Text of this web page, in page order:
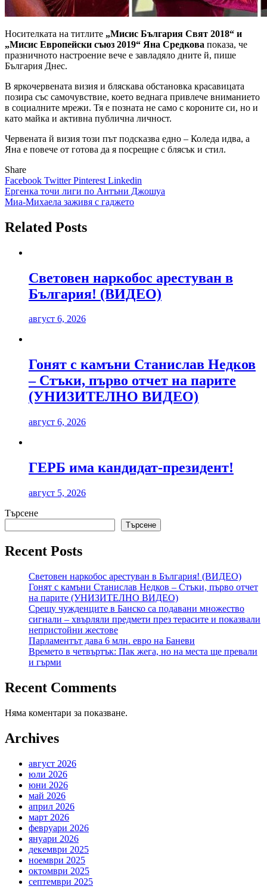
Носителката на титлите „Мисис България Свят 2018“ и
„Мисис Европейски съюз 2019“ Яна Средкова показа, че
празничното настроение вече е завладяло дните й, пише
България Днес.
В яркочервената визия и бляскава обстановка красавицата
позира със самочувствие, което веднага привлече вниманието
в социалните мрежи. Тя е позната не само с короните си, но и
като майка и активна публична личност.
Червената й визия този път подсказва едно – Коледа идва, а
Яна е повече от готова да я посрещне с блясък и стил.
Share
Facebook TwitterPinterest Linkedin
Навигация
Ергенка точи лиги по Антъни Джошуа
Миа-Михаела заживя с гаджето
Related Posts
Световен наркобос арестуван в
България! (ВИДЕО)
август 6, 2026
Гонят с камъни Станислав Недков
– Стъки, първо отчет на парите
(УНИЗИТЕЛНО ВИДЕО)
август 6, 2026
ГЕРБ има кандидат-президент!
август 5, 2026
Търсене
Търсене
Recent Posts
Световен наркобос арестуван в България! (ВИДЕО)
Гонят с камъни Станислав Недков – Стъки, първо отчет
на парите (УНИЗИТЕЛНО ВИДЕО)
Срещу чужденците в Банско са подавани множество
сигнали – хвърляли предмети през терасите и показвали
непристойни жестове
Парламентът дава 6 млн. евро на Баневи
Времето в четвъртък: Пак жега, но на места ще превали
и гърми
Recent Comments
Няма коментари за показване.
Archives
август 2026
юли 2026
юни 2026
май 2026
април 2026
март 2026
февруари 2026
януари 2026
декември 2025
ноември 2025
октомври 2025
септември 2025